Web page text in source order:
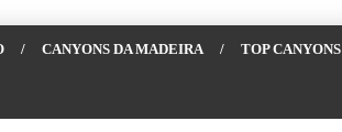
/ CANYONS DA MADEIRA / TOP CANYONS